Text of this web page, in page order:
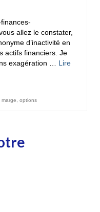
allez le constater,
d’inactivité en
actifs financiers. Je
exagération … Lire
marge options